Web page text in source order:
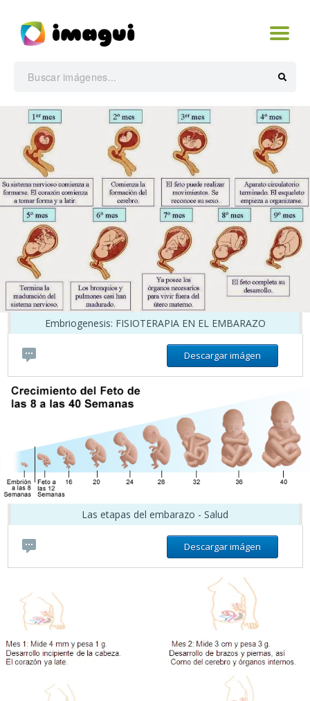
Embriogenesis: FISIOTERAPIA EN EL EMBARAZO
Descargar imágen
Las etapas del embarazo - Salud
Descargar imágen